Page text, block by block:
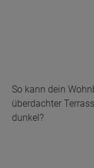
So kann dein
überdachter
dunkel?